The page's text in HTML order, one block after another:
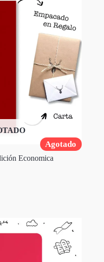
Agotado
Economica